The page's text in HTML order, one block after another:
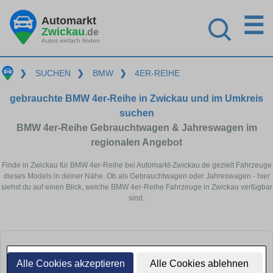
Alle Cookies akzeptieren Alle Cookies ablehnen
Automarkt
Zwickau.de
Autos einfach finden
☰
❯ SUCHEN ❯ BMW ❯ 4ER-REIHE
gebrauchte BMW 4er-Reihe in Zwickau und im Umkreis
suchen
BMW 4er-Reihe Gebrauchtwagen & Jahreswagen im
regionalen Angebot
Finde in Zwickau für BMW 4er-Reihe bei Automarkt-Zwickau.de gezielt Fahrzeuge
dieses Models in deiner Nähe. Ob als Gebrauchtwagen oder Jahreswagen - hier
siehst du auf einen Blick, welche BMW 4er-Reihe Fahrzeuge in Zwickau verfügbar
sind.